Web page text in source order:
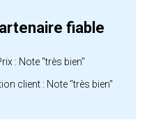
fiable
: Note "très bien"
client : Note "très bien"